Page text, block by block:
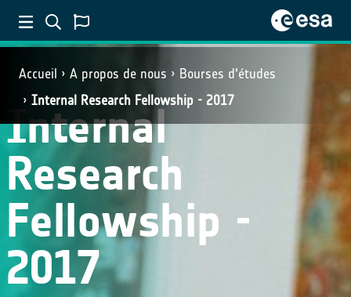
Accueil A propos de nous
Bourses d'études
Internal Research Fellowship - 2017
Internal
Research
Fellowship -
2017